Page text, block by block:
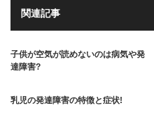
関連記事
子供が空気が読めないのは病気や発
達障害?
乳児の発達障害の特徴と症状!